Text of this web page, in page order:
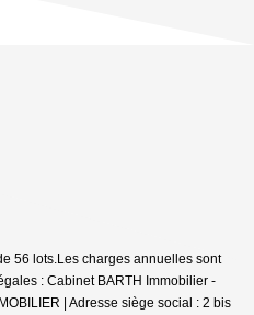
56 lots.Les charges annuelles sont
: Cabinet BARTH Immobilier -
| Adresse siège social : 2 bis